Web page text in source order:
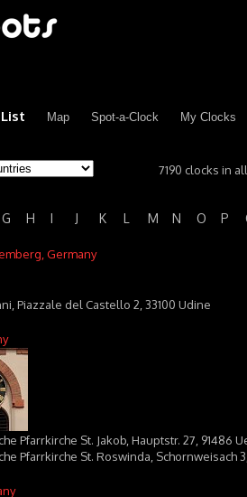
Map Spot-a-Clock My Clocks
7190 clocks in
G H I J K L M N O P
Germany
Piazzale del Castello 2, 33100 Udine
Pfarrkirche St. Jakob, Hauptstr. 27, 91486
Pfarrkirche St. Roswinda, Schornweisach